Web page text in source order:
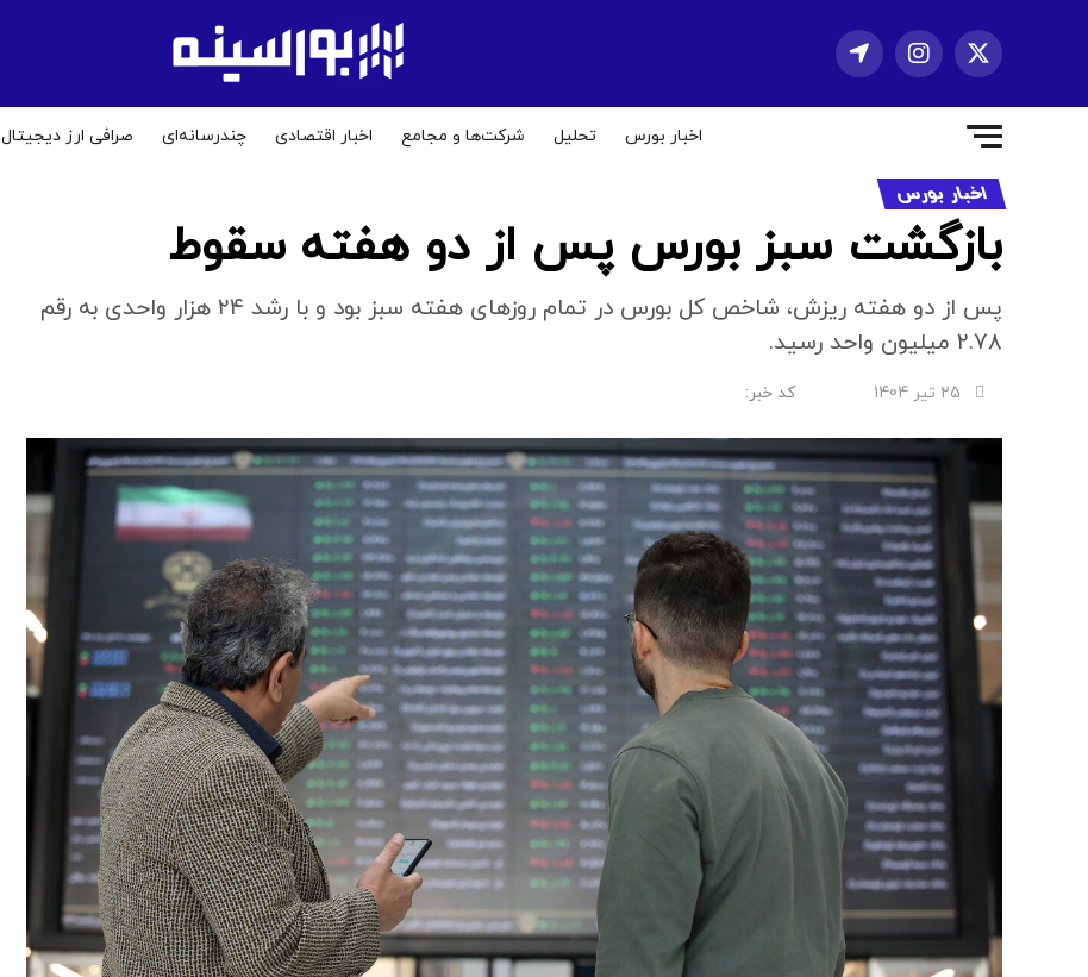
اخبار بورس تحلیل شرکت‌ها و مجامع اخبار اقتصادی چندرسانه‌ای صرافی ارز دیجیتال
اخبار بورس
بازگشت سبز بورس پس از دو هفته سقوط
پس از دو هفته ریزش، شاخص کل بورس در تمام روزهای هفته سبز بود و با رشد ۲۴ هزار واحدی به رقم
۲.۷۸ میلیون واحد رسید.
25 تیر 1404